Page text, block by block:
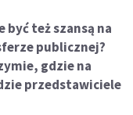
być też szansą na
publicznej?
gdzie na
przedstawiciele